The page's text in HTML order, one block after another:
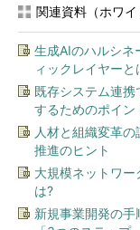
関連資料（ホワイ
生成AIのハルシネ
ィックレイヤーと
既存システム連
するためのポイン
人材と組織変革
推進のヒント
大規模ネットワー
は?
新規事業開発の